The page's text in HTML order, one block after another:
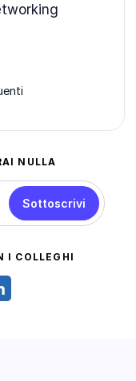
NULLA
Sottoscrivi
I COLLEGHI